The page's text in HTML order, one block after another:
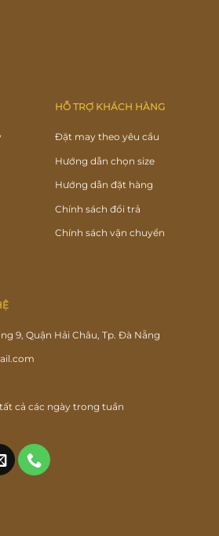
HỖ TRỢ KHÁCH HÀNG
Đặt may theo yêu cầu
Hướng dẫn chọn size
Hướng dẫn đặt hàng
Chính sách đổi trả
Chính sách vận chuyển
9, Quận Hải Châu, Tp. Đà Nẵng
cả các ngày trong tuần